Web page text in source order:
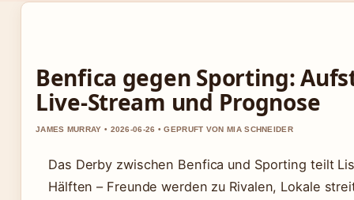
Benfica gegen Sporting:
Live-Stream und Prognose
JAMES MURRAY • 2026-06-26 • GEPRUFT VON MIA SCHNEIDER
Das Derby zwischen Benfica und Sporting teilt
Hälften – Freunde werden zu Rivalen, Lokale